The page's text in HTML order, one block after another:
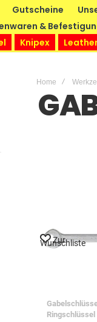
Gutscheine
&
Knipex
Home
Zur
Wunschliste
Ringschlüssel